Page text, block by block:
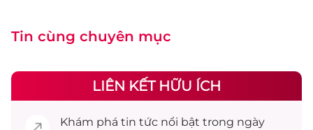
Tin cùng chuyên mục
LIÊN KẾT HỮU ÍCH
Khám phá tin tức nổi bật trong ngày